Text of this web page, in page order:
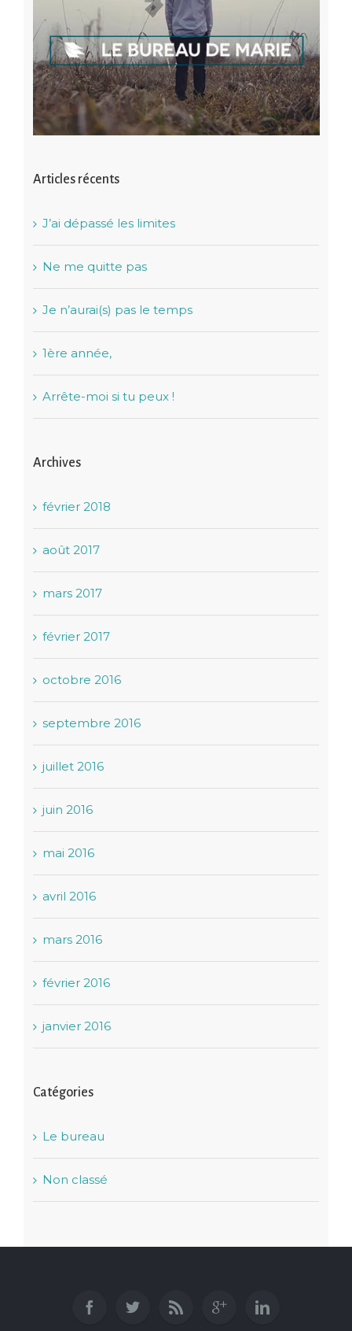
Articles récents
J’ai dépassé les limites
Ne me quitte pas
Je n’aurai(s) pas le temps
1ère année,
Arrête-moi si tu peux !
Archives
février 2018
août 2017
mars 2017
février 2017
octobre 2016
septembre 2016
juillet 2016
juin 2016
mai 2016
avril 2016
mars 2016
février 2016
janvier 2016
Catégories
Le bureau
Non classé